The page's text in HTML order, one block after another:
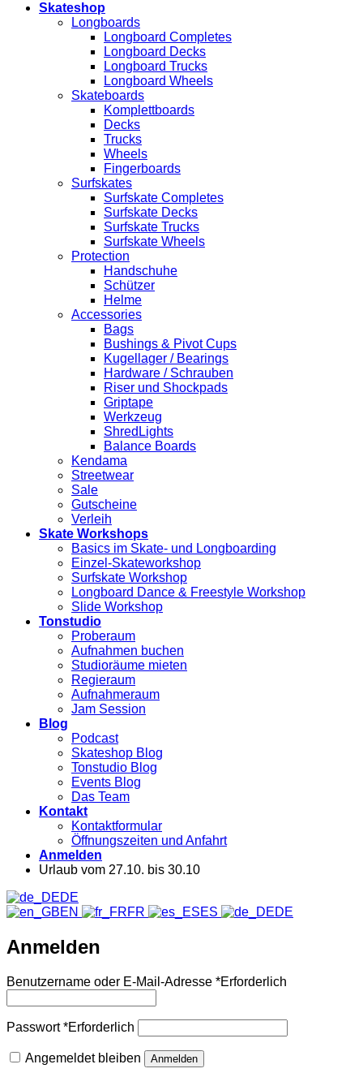
Skateshop
Longboards
Longboard Completes
Longboard Decks
Longboard Trucks
Longboard Wheels
Skateboards
Komplettboards
Decks
Trucks
Wheels
Fingerboards
Surfskates
Surfskate Completes
Surfskate Decks
Surfskate Trucks
Surfskate Wheels
Protection
Handschuhe
Schützer
Helme
Accessories
Bags
Bushings & Pivot Cups
Kugellager / Bearings
Hardware / Schrauben
Riser und Shockpads
Griptape
Werkzeug
ShredLights
Balance Boards
Kendama
Streetwear
Sale
Gutscheine
Verleih
Skate Workshops
Basics im Skate- und Longboarding
Einzel-Skateworkshop
Surfskate Workshop
Longboard Dance & Freestyle Workshop
Slide Workshop
Tonstudio
Proberaum
Aufnahmen buchen
Studioräume mieten
Regieraum
Aufnahmeraum
Jam Session
Blog
Podcast
Skateshop Blog
Tonstudio Blog
Events Blog
Das Team
Kontakt
Kontaktformular
Öffnungszeiten und Anfahrt
Anmelden
Urlaub vom 27.10. bis 30.10
DE
EN
FR ES DE
Anmelden
Benutzername oder E-Mail-Adresse *Erforderlich
Passwort*Erforderlich
Angemeldet bleiben Anmelden